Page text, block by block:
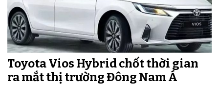
Toyota Vios Hybrid chốt thời gian
ra mắt thị trường Đông Nam Á